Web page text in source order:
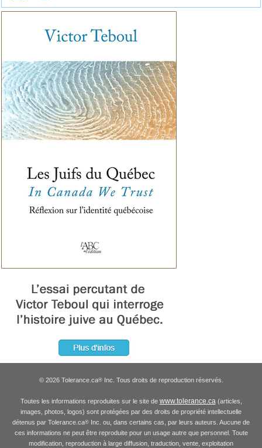
© 2026 Tolerance.ca®Inc. Tous droits de reproduction réservés.
Toutes les informations reproduites sur le site de www.tolerance.ca (articles,
images, photos, logos) sont protégées par des droits de propriété intellectuelle
détenus par Tolerance.ca® Inc. ou, dans certains cas, par leurs auteurs. Aucune de
ces informations ne peut être reproduite pour un usage autre que personnel. Toute
modification, reproduction à large diffusion, traduction, vente, exploitation